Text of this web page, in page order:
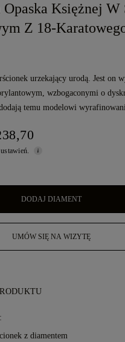
Księżnej
Z 18-
urzekający urodą. Jest on
wzbogaconymi o
temu modelowi
DODAJ DIAMENT
UMÓW SIĘ NA WIZYTĘ
z diamentem